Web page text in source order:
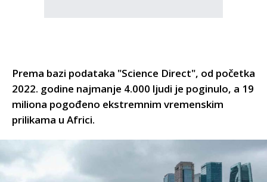
Prema bazi podataka "Science Direct", od početka
2022. godine najmanje 4.000 ljudi je poginulo, a 19
miliona pogođeno ekstremnim vremenskim
prilikama u Africi.